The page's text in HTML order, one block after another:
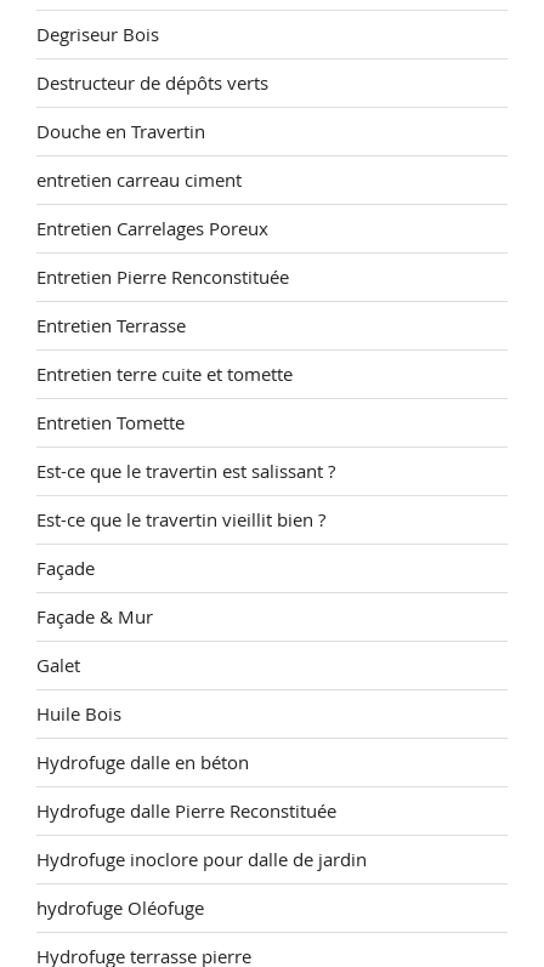
Degriseur Bois
Destructeur de dépôts verts
Douche en Travertin
entretien carreau ciment
Entretien Carrelages Poreux
Entretien Pierre Renconstituée
Entretien Terrasse
Entretien terre cuite et tomette
Entretien Tomette
Est-ce que le travertin est salissant ?
Est-ce que le travertin vieillit bien ?
Façade
Façade & Mur
Galet
Huile Bois
Hydrofuge dalle en béton
Hydrofuge dalle Pierre Reconstituée
Hydrofuge inoclore pour dalle de jardin
hydrofuge Oléofuge
Hydrofuge terrasse pierre